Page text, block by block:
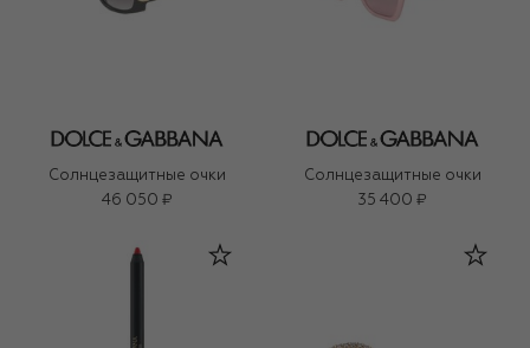
Солнцезащитные очки
46 050 ₽
Солнцезащитные очки
35 400 ₽